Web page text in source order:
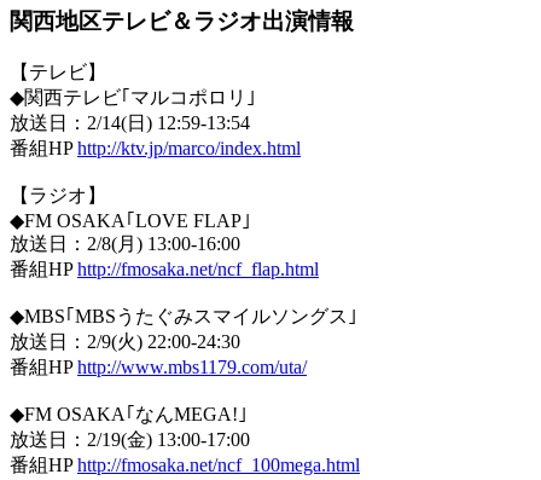
関西地区テレビ＆ラジオ出演情報
【テレビ】
◆関西テレビ｢マルコポロリ｣
放送日：2/14(日) 12:59-13:54
番組HPhttp://ktv.jp/marco/index.html
【ラジオ】
◆FM OSAKA｢LOVE FLAP｣
放送日：2/8(月) 13:00-16:00
番組HPhttp://fmosaka.net/ncf_flap.html
◆MBS｢MBSうたぐみスマイルソングス｣
放送日：2/9(火) 22:00-24:30
番組HPhttp://www.mbs1179.com/uta/
◆FM OSAKA｢なんMEGA!｣
放送日：2/19(金) 13:00-17:00
番組HPhttp://fmosaka.net/ncf_100mega.html